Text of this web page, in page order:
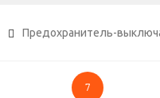
Предохранитель-
7